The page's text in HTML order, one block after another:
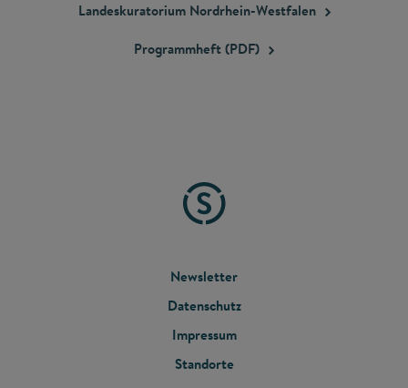
Landeskuratorium Nordrhein-Westfalen
Programmheft(PDF)
FOOTER
MENU
Newsletter
Datenschutz
Impressum
Standorte